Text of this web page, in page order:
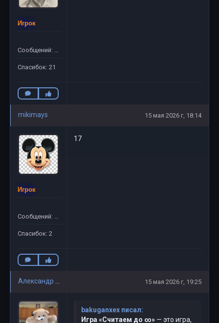
Игрок
Сообщений: 56
Спасибок: 21
mikimays 15 мая 2026 г, 18:14
Игрок
Сообщений: 13
Спасибок: 2
17
15 мая 2026 г, 19:25
bakuganxex писал:
Игра «Считаем до ∞» — это игра,